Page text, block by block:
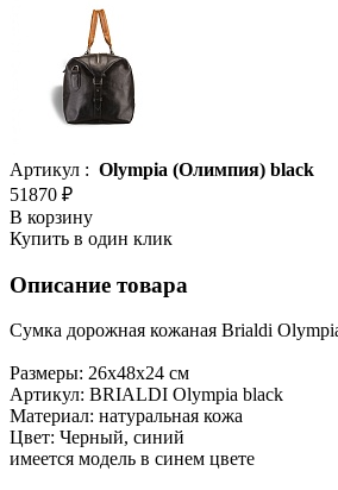
Артикул : Olympia (Олимпия) black
51870 ₽
В корзину
Купить в один клик
Описание товара
Сумка дорожная кожаная Brialdi
Размеры: 26х48х24 см
Артикул: BRIALDI Olympia black
Материал: натуральная кожа
Цвет: Черный, синий
имеется модель в синем цвете